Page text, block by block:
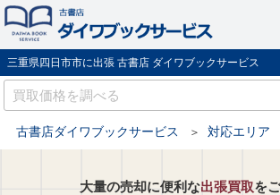
三重県四日市市に出張 古書店 ダイワブックサービス
古書店ダイワブックサービス 対応エリア
大量の売却に便利な出張買取を